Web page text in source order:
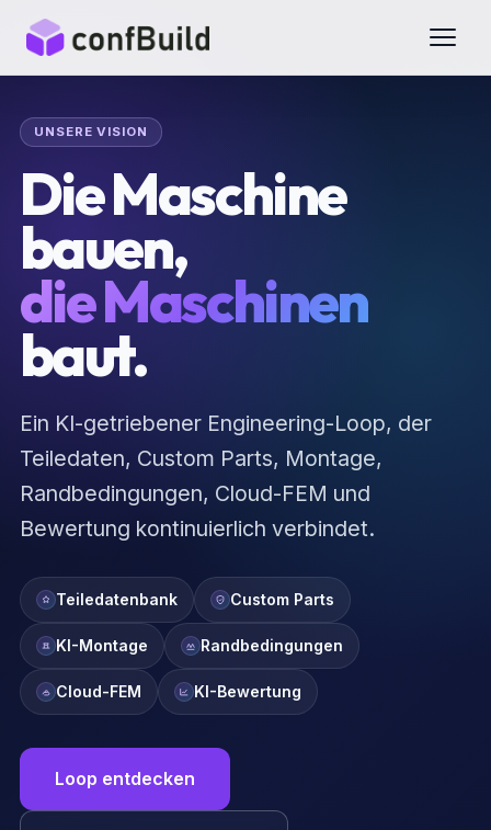
UNSERE VISION
Die Maschine
bauen,
die Maschinen
baut.
Ein KI-getriebener Engineering-Loop, der
Teiledaten, Custom Parts, Montage,
Randbedingungen, Cloud-FEM und
Bewertung kontinuierlich verbindet.
Teiledatenbank Custom Parts
KI-Montage Randbedingungen
Cloud-FEM KI-Bewertung
Loop entdecken